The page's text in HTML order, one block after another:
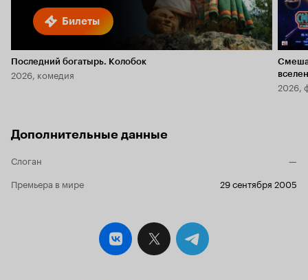
Билеты
Последний богатырь. Колобок
2026, комедия
2026,
Дополнительные данные
Слоган
—
Премьера в мире
29 сентября 2005